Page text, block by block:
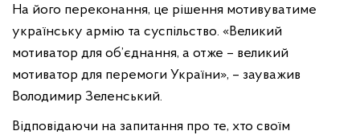
На його переконання, це рішення мотивуватиме
українську армію та суспільство. «Великий
мотиватор для об’єднання, а отже – великий
мотиватор для перемоги України», – зауважив
Володимир Зеленський.
Відповідаючи на запитання про те, хто своїм